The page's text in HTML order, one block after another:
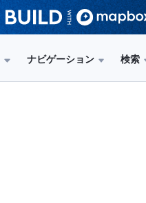
ナビゲーション 検索